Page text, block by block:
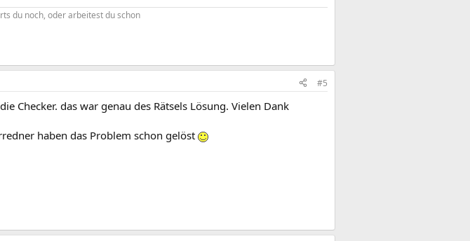
du noch, oder arbeitest du schon​
#5
Checker. das war genau des Rätsels Lösung. Vielen Dank
haben das Problem schon gelöst